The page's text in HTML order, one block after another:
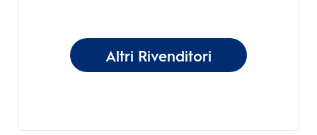
Altri Rivenditori